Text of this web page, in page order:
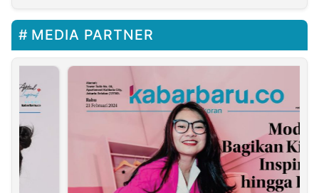
MEDIA PARTNER